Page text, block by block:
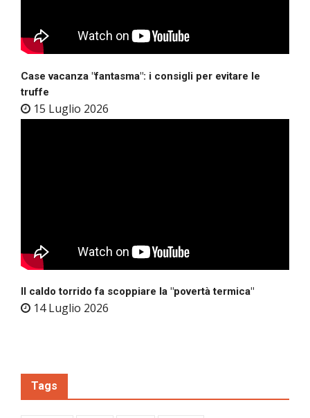
Case vacanza "fantasma": i consigli per evitare le
truffe
15 Luglio 2026
Il caldo torrido fa scoppiare la "povertà termica"
14 Luglio 2026
Tags